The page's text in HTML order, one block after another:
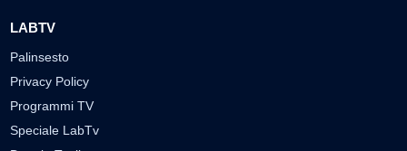
LABTV
Palinsesto
Privacy Policy
Programmi TV
Speciale LabTv